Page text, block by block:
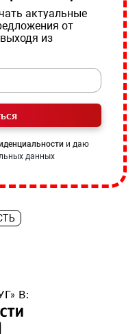
актуальные
от
из
и даю
данных
В: